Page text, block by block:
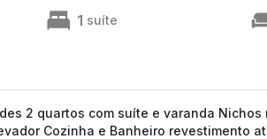
1 suíte
2 quartos com suíte e varanda Nichos
Cozinha e Banheiro revestimento